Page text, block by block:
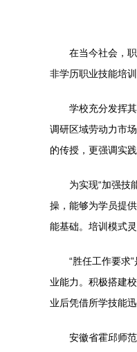
在当今社会，
非学历职业技能培
学校充分发挥
调研区域劳动力市
的传授，更强调实
为实现“加强技
操，能够为学员提
能基础。培训模式
“胜任工作要求
业能力。积极搭建
业后凭借所学技能
安徽省霍邱师